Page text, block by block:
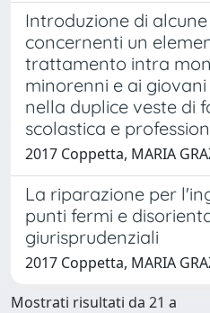
Introduzione di
concernenti un
trattamento intra
minorenni e ai
nella duplice veste di
scolastica e
2017 Coppetta, MARIA
La riparazione per
punti fermi e
giurisprudenziali
2017 Coppetta, MARIA
Mostrati risultati da 21 a